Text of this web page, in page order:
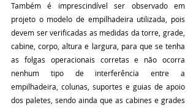
Também é imprescindível ser observado em
projeto o modelo de empilhadeira utilizada, pois
devem ser verificadas as medidas da torre, grade,
cabine, corpo, altura e largura, para que se tenha
as folgas operacionais corretas e não ocorra
nenhum tipo de interferência entre a
empilhadeira, colunas, suportes e guias de apoio
dos paletes, sendo ainda que as cabines e grades